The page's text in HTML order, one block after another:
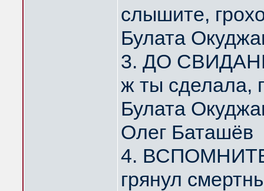
слышите,
Булата
3. ДО
ж ты сделала,
Булата
Олег Баташёв
4.
грянул